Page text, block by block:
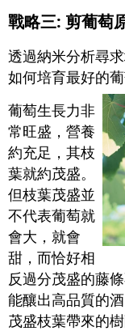
戰略三: 剪葡萄
透過納米分析尋
如何培育最好的葡
葡萄生長力非
常旺盛，營養
約充足，其枝
葉就約茂盛。
但枝葉茂盛並
不代表葡萄就
會大，就會
甜，而恰好相
反過分茂盛的藤
能釀出高品質的
茂盛枝葉帶來的